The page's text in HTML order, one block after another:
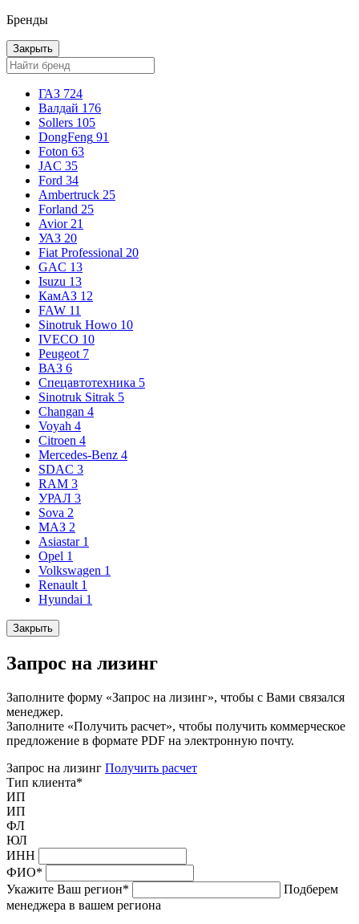
Бренды
Закрыть
ГАЗ 724
Валдай 176
Sollers 105
DongFeng 91
Foton 63
JAC 35
Ford 34
Ambertruck 25
Forland 25
Avior 21
УАЗ 20
Fiat Professional 20
GAC 13
Isuzu 13
КамАЗ 12
FAW 11
Sinotruk Howo 10
IVECO 10
Peugeot 7
ВАЗ 6
Спецавтотехника 5
Sinotruk Sitrak 5
Changan 4
Voyah 4
Citroen 4
Mercedes-Benz 4
SDAC 3
RAM 3
УРАЛ 3
Sova 2
МАЗ 2
Asiastar 1
Opel 1
Volkswagen 1
Renault 1
Hyundai 1
Закрыть
Запрос на лизинг
Заполните форму «Запрос на лизинг», чтобы с Вами связался
менеджер.
Заполните «Получить расчет», чтобы получить коммерческое
предложение в формате PDF на электронную почту.
Запрос на лизинг Получить расчет
Тип клиента*
ИП
ИП
ФЛ
ЮЛ
ИНН
ФИО*
Укажите Ваш регион*
Подберем
менеджера в вашем региона